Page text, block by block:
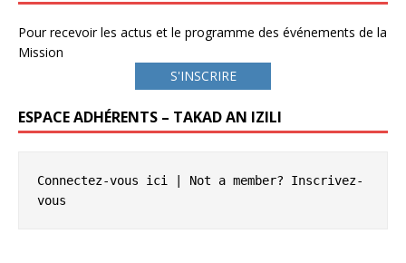
Pour recevoir les actus et le programme des événements de la
Mission
S'INSCRIRE
ESPACE ADHÉRENTS – TAKAD AN IZILI
Connectez-vous ici | Not a member? Inscrivez-
vous